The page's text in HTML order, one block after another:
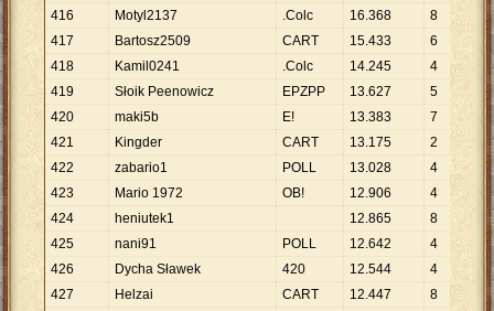
416
Motyl2137 .Colc 16.368 8 2.
417
Bartosz2509 CART 15.433 6 2
418
Kamil0241 .Colc 14.245 4
.
419
Słoik Peenowicz EPZPP 13.627 5 2
420
maki5b E! 13.383 7
421
Kingder CART 13.175 2
.
422
zabario1 POLL 13.028 4 3.
423
Mario 1972 OB! 12.906 4
.
424
heniutek1 12.865 8 1
425
nani91 POLL 12.642 4 3.
426
Dycha Sławek 420 12.544 4
.
427
Helzai CART 12.447 8 1 .